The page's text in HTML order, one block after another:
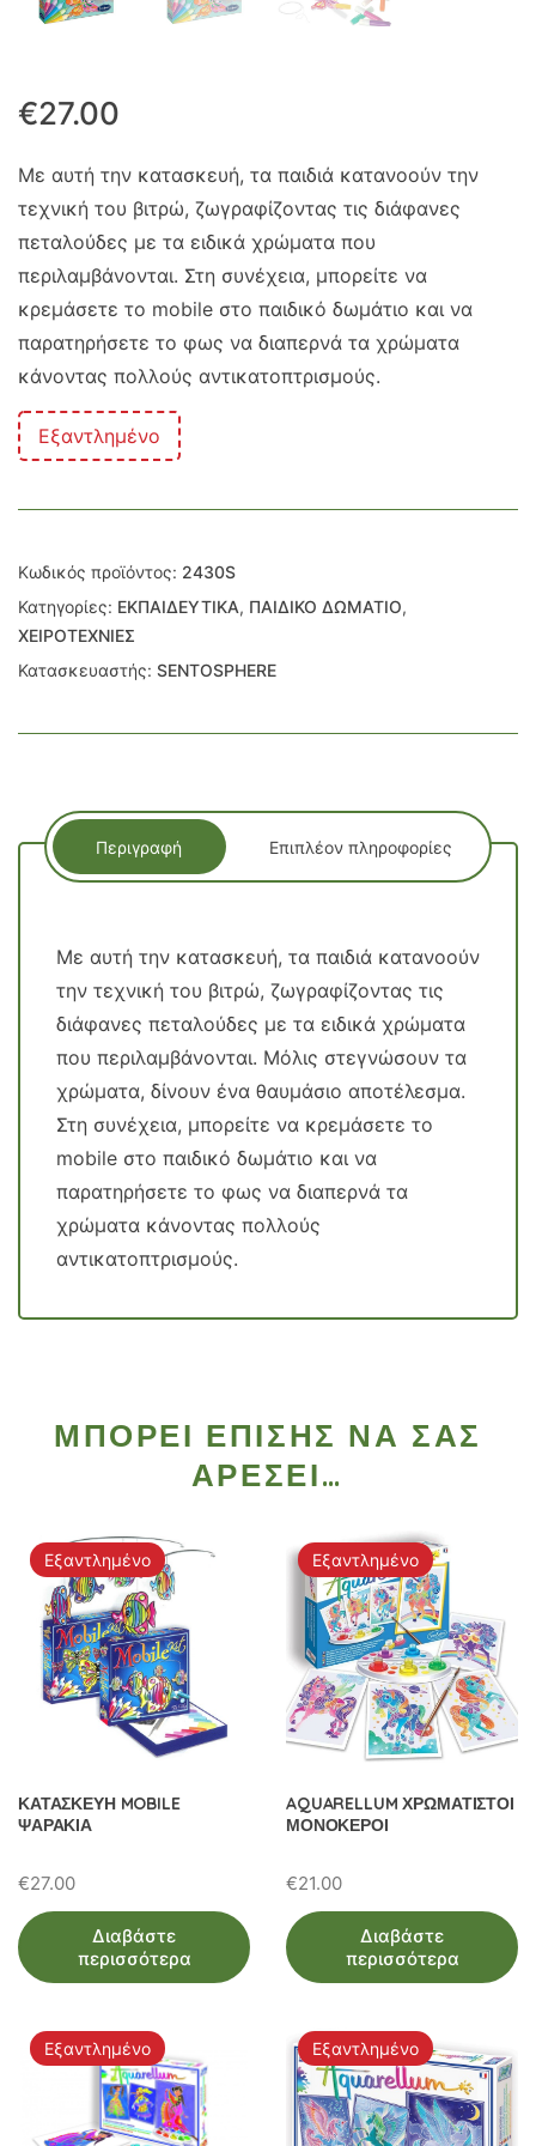
€27.00
Με αυτή την κατασκευή, τα παιδιά κατανοούν την
τεχνική του βιτρώ, ζωγραφίζοντας τις διάφανες
πεταλούδες με τα ειδικά χρώματα που
περιλαμβάνονται. Στη συνέχεια, μπορείτε να
κρεμάσετε το mobile στο παιδικό δωμάτιο και να
παρατηρήσετε το φως να διαπερνά τα χρώματα
κάνοντας πολλούς αντικατοπτρισμούς.
Εξαντλημένο
Κωδικός προϊόντος: 2430S
Κατηγορίες: ΕΚΠΑΙΔΕΥΤΙΚΑ, ΠΑΙΔΙΚΟ ΔΩΜΑΤΙΟ,
ΧΕΙΡΟΤΕΧΝΙΕΣ
Κατασκευαστής: SENTOSPHERE
Περιγραφή Επιπλέον πληροφορίες
Με αυτή την κατασκευή, τα παιδιά κατανοούν
την τεχνική του βιτρώ, ζωγραφίζοντας τις
διάφανες πεταλούδες με τα ειδικά χρώματα
που περιλαμβάνονται. Μόλις στεγνώσουν τα
χρώματα, δίνουν ένα θαυμάσιο αποτέλεσμα.
Στη συνέχεια, μπορείτε να κρεμάσετε το
mobile στο παιδικό δωμάτιο και να
παρατηρήσετε το φως να διαπερνά τα
χρώματα κάνοντας πολλούς
αντικατοπτρισμούς.
ΜΠΟΡΕΊ ΕΠΊΣΗΣ ΝΑ ΣΑΣ
ΑΡΈΣΕΙ…
Εξαντλημένο
ΚΑΤΑΣΚΕΥΗ MOBILE
ΨΑΡΑΚΙΑ
€27.00
Διαβάστε
περισσότερα
Εξαντλημένο
AQUARELLUM ΧΡΩΜΑΤΙΣΤΟΙ
ΜΟΝΟΚΕΡΟΙ
€21.00
Διαβάστε
περισσότερα
Εξαντλημένο Εξαντλημένο